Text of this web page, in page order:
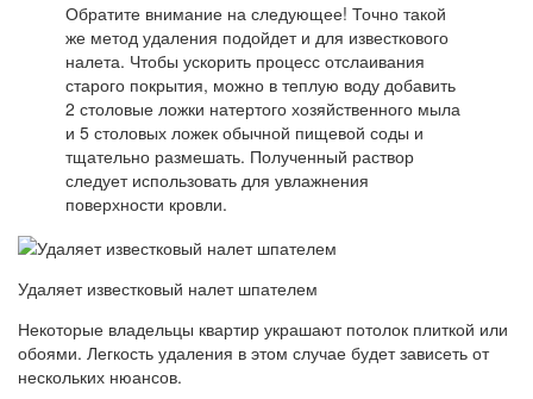
Обратите внимание на следующее! Точно такой
же метод удаления подойдет и для известкового
налета. Чтобы ускорить процесс отслаивания
старого покрытия, можно в теплую воду добавить
2 столовые ложки натертого хозяйственного мыла
и 5 столовых ложек обычной пищевой соды и
тщательно размешать. Полученный раствор
следует использовать для увлажнения
поверхности кровли.
Удаляет известковый налет шпателем
Некоторые владельцы квартир украшают потолок плиткой или
обоями. Легкость удаления в этом случае будет зависеть от
нескольких нюансов.